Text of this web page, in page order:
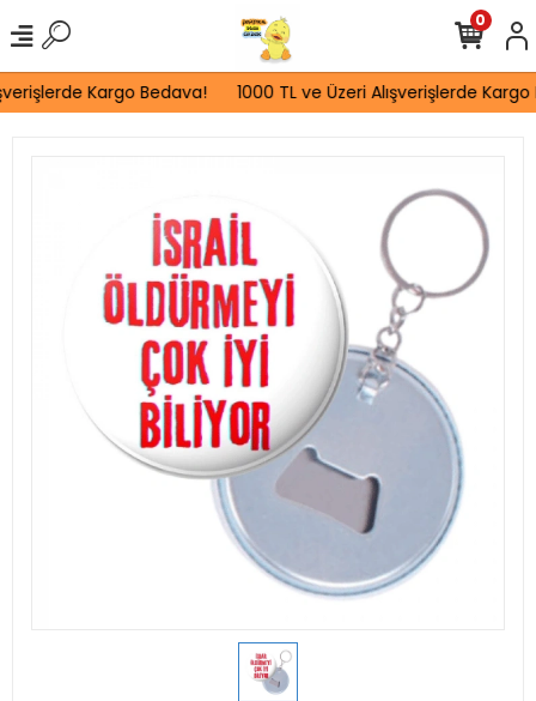
Kargo Bedava! 1000 TL ve Üzeri Alışverişlerde Kargo
0